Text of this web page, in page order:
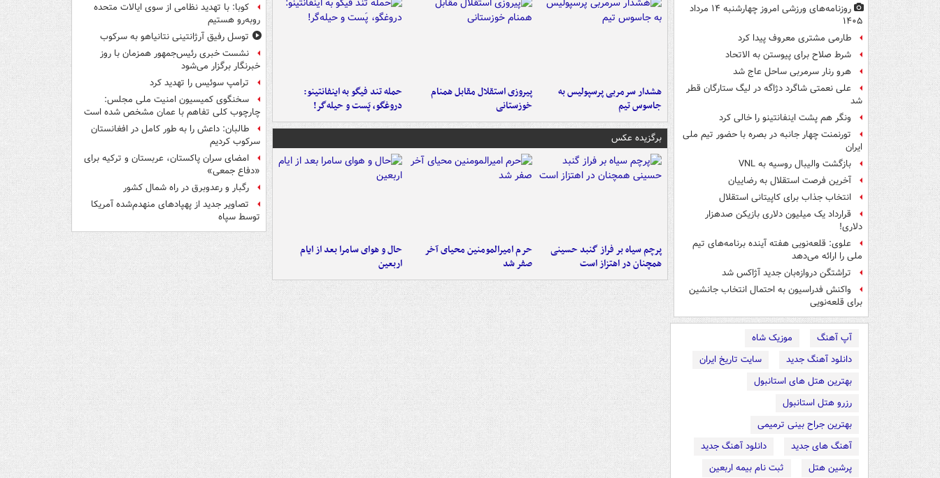
روزنامه‌های ورزشی امروز چهارشنبه ۱۴ مرداد
۱۴۰۵
طارمی مشتری معروف پیدا کرد
شرط صلاح برای پیوستن به الاتحاد
هرو رنار سرمربی ساحل عاج شد
علی نعمتی شاگرد دژاگه در لیگ ستارگان قطر
شد
ونگر هم پشت اینفانتینو را خالی کرد
تورنمنت چهار جانبه در بصره با حضور تیم ملی
ایران
بازگشت والیبال روسیه به VNL
آخرین فرصت استقلال به رضاییان
انتخاب جذاب برای کاپیتانی استقلال
قرارداد یک میلیون دلاری بازیکن صدهزار
دلاری!
علوی: قلعه‌نویی هفته آینده برنامه‌های تیم
ملی را ارائه می‌دهد
تراِشتگن دروازه‌بان جدید آژاکس شد
واکنش فدراسیون به احتمال انتخاب جانشین
برای قلعه‌نویی
آپ آهنگ
موزیک شاه
دانلود آهنگ جدید
سایت تاریخ ایران
بهترین هتل های استانبول
رزرو هتل استانبول
بهترین جراح بینی ترمیمی
آهنگ های جدید
دانلود آهنگ جدید
پرشین هتل
ثبت نام بیمه اربعین
هشدار سرمربی پرسپولیس به
جاسوس تیم
پیروزی استقلال مقابل همنام
خوزستانی
حمله تند فیگو به اینفانتینو:
دروغگو، پَست‌ و حیله‌گر!
برگزیده عکس
پرچم سیاه بر فراز گنبد حسینی
همچنان در اهتزاز است
حرم امیرالمومنین محیای آخر
صفر شد
حال و هوای سامرا بعد از ایام
اربعین
کوبا: با تهدید نظامی از سوی ایالات متحده
روبه‌رو هستیم
توسل رفیق آرژانتینی نتانیاهو به سرکوب
نشست خبری رئیس‌جمهور همزمان با روز
خبرنگار برگزار می‌شود
ترامپ سوئیس را تهدید کرد
سخنگوی کمیسیون امنیت ملی مجلس:
چارچوب کلی تفاهم با عمان مشخص شده است
طالبان: داعش را به طور کامل در افغانستان
سرکوب کردیم
امضای سران پاکستان، عربستان و ترکیه برای
«دفاع جمعی»
رگبار و رعدوبرق در راه شمال کشور
تصاویر جدید از پهپادهای منهدم‌شده آمریکا
توسط سپاه